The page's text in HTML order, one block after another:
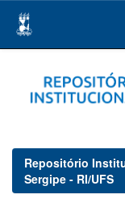
navigation
Repositório
Sergipe - RI/UFS